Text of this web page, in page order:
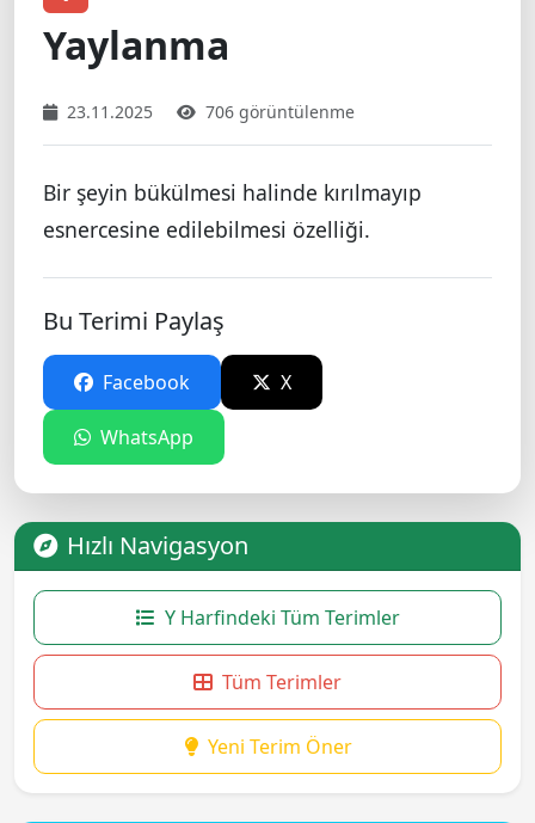
Yaylanma
23.11.2025 706 görüntülenme
Bir şeyin bükülmesi halinde kırılmayıp
esnercesine edilebilmesi özelliği.
Bu Terimi Paylaş
Facebook X
WhatsApp
Hızlı Navigasyon
Y Harfindeki Tüm Terimler
Tüm Terimler
Yeni Terim Öner